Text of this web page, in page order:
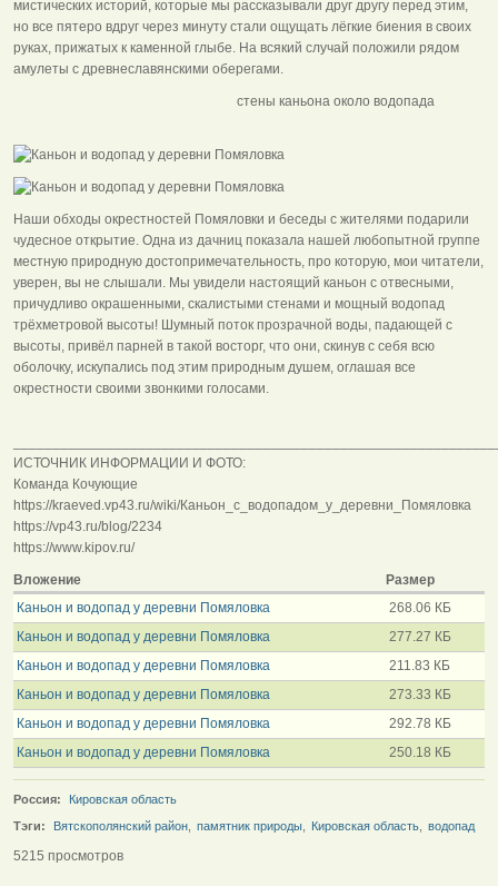
мистических историй, которые мы рассказывали друг другу перед этим,
но все пятеро вдруг через минуту стали ощущать лёгкие биения в своих
руках, прижатых к каменной глыбе. На всякий случай положили рядом
амулеты с древнеславянскими оберегами.
стены каньона около водопада
Наши обходы окрестностей Помяловки и беседы с жителями подарили
чудесное открытие. Одна из дачниц показала нашей любопытной группе
местную природную достопримечательность, про которую, мои читатели,
уверен, вы не слышали. Мы увидели настоящий каньон с отвесными,
причудливо окрашенными, скалистыми стенами и мощный водопад
трёхметровой высоты! Шумный поток прозрачной воды, падающей с
высоты, привёл парней в такой восторг, что они, скинув с себя всю
оболочку, искупались под этим природным душем, оглашая все
окрестности своими звонкими голосами.
ИСТОЧНИК ИНФОРМАЦИИ И ФОТО:
Команда Кочующие
https://kraeved.vp43.ru/wiki/Каньон_с_водопадом_у_деревни_Помяловка
https://vp43.ru/blog/2234
https://www.kipov.ru/
Вложение
Размер
Каньон и водопад у деревни Помяловка
268.06 КБ
Каньон и водопад у деревни Помяловка
277.27 КБ
Каньон и водопад у деревни Помяловка
211.83 КБ
Каньон и водопад у деревни Помяловка
273.33 КБ
Каньон и водопад у деревни Помяловка
292.78 КБ
Каньон и водопад у деревни Помяловка
250.18 КБ
Россия:
Кировская область
Тэги:
Вятскополянский район памятник природы Кировская область водопад
5215 просмотров